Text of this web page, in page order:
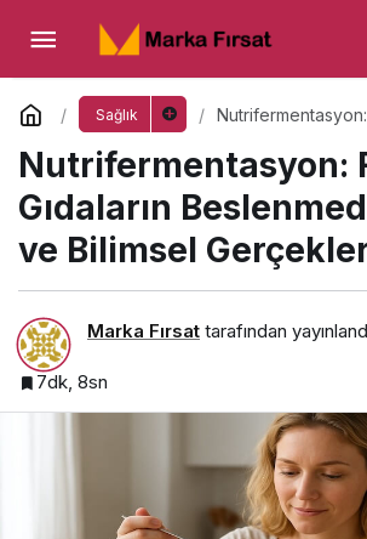
Sağlık
Bilimsel Gerçekler
Nutrifermentasyon:
Gıdaların
ve Bilimsel
Marka Fırsat tarafından
7dk, 8sn
Nutrifermentasyon:
Beslenmedeki Yeri ve Bilimsel
Yorum Yap